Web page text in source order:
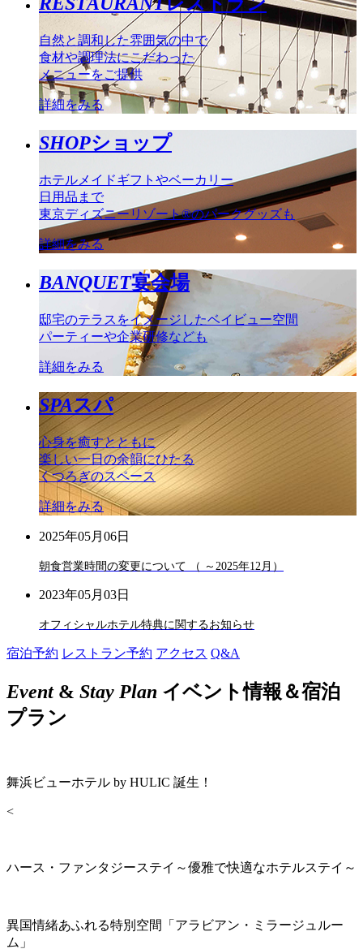
自然と調和した雰囲気の中で
食材や調理法にこだわった
メニューをご提供
詳細をみる
SHOPショップ
ホテルメイドギフトやベーカリー
日用品まで
東京ディズニーリゾート®のパークグッズも
詳細をみる
BANQUET宴会場
邸宅のテラスをイメージしたベイビュー空間
パーティーや企業研修なども
詳細をみる
SPAスパ
心身を癒すとともに
楽しい一日の余韻にひたる
くつろぎのスペース
詳細をみる
2025年05月06日
朝食営業時間の変更について （ ～2025年12月）
2023年05月03日
オフィシャルホテル特典に関するお知らせ
宿泊予約 レストラン予約 アクセス Q&A
Event& Stay Plan イベント情報＆宿泊
プラン
舞浜ビューホテル by HULIC 誕生！
<
ハース・ファンタジーステイ～優雅で快適なホテルステイ～
異国情緒あふれる特別空間「アラビアン・ミラージュルー
ム」